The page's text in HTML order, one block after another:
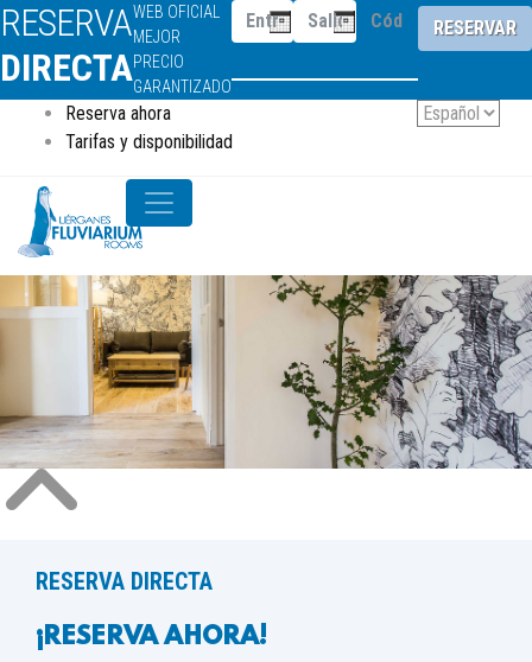
RESERVA
DIRECTA
WEB OFICIAL
MEJOR
PRECIO
GARANTIZADO
RESERVAR
Reserva ahora
Tarifas y disponibilidad
RESERVA DIRECTA
¡RESERVA AHORA!